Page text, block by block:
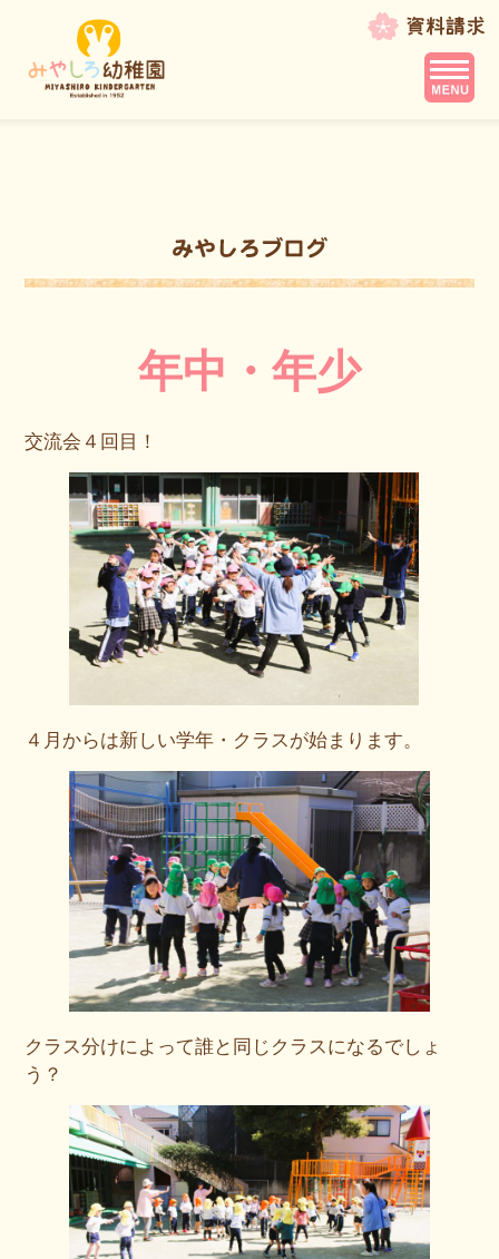
年中・年少
交流会４回目！
４月からは新しい学年・クラスが始まります。
クラス分けによって誰と同じクラスになるでしょ
う？